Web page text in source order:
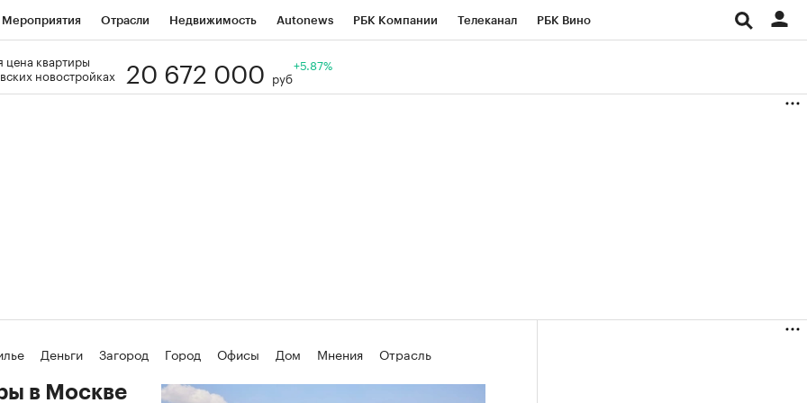
Мероприятия Отрасли Недвижимость Autonews РБК Компании Телеканал РБК Вино
Визионеры
цена квартиры
новостройках
20 672 000 руб
+5.87%
Деньги Загород Город Офисы Дом Мнения
Отрасль
в Москве